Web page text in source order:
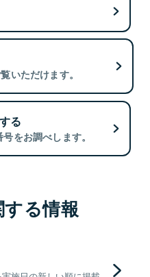
いただけます。
る
をお調べします。
る情報